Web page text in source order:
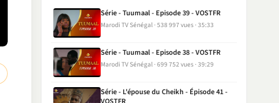
Série - Tuumaal - Episode 39 - VOSTFR
Marodi TV Sénégal 538 997 vues 35:33
Série - Tuumaal - Episode 38 - VOSTFR
Marodi TV Sénégal 699 752 vues 39:29
Série - L'épouse du Cheikh - Épisode 41 -